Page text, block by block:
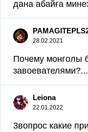
дана абайға
28.02.2021
Почему монголы
завоевателями?...
Leiona
22.01.2022
3вопрос какие